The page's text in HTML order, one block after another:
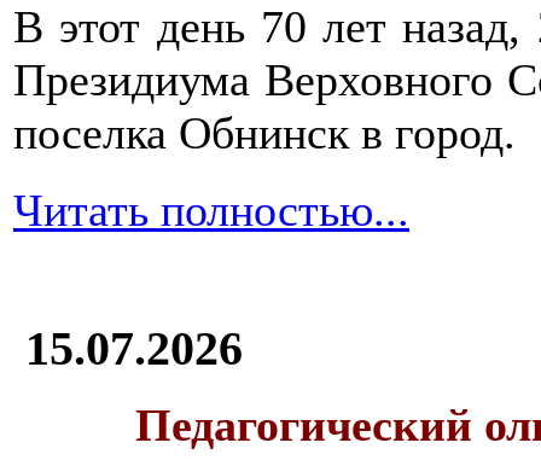
В этот день 70 лет
Президиума Верховного
поселка Обнинск в город.
Читать полностью...
15.07.2026
Педагогический